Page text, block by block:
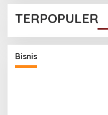
TERPOPULER
Bisnis
Pemerintah Siapkan
Finansial